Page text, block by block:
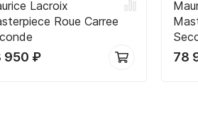
Lacroix
Roue Carree
950 ₽ 78